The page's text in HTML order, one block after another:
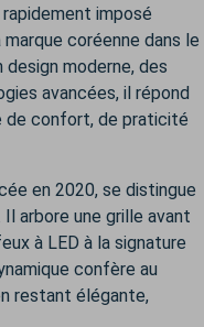
imposé
coréenne dans le
moderne, des
avancées, il répond
de confort, de praticité
en 2020, se distingue
arbore une grille avant
à LED à la signature
confère au
restant élégante,